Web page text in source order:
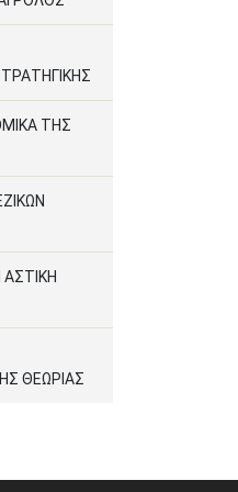
ΤΗΣ
ΑΣΤΙΚΗ
ΘΕΩΡΙΑΣ